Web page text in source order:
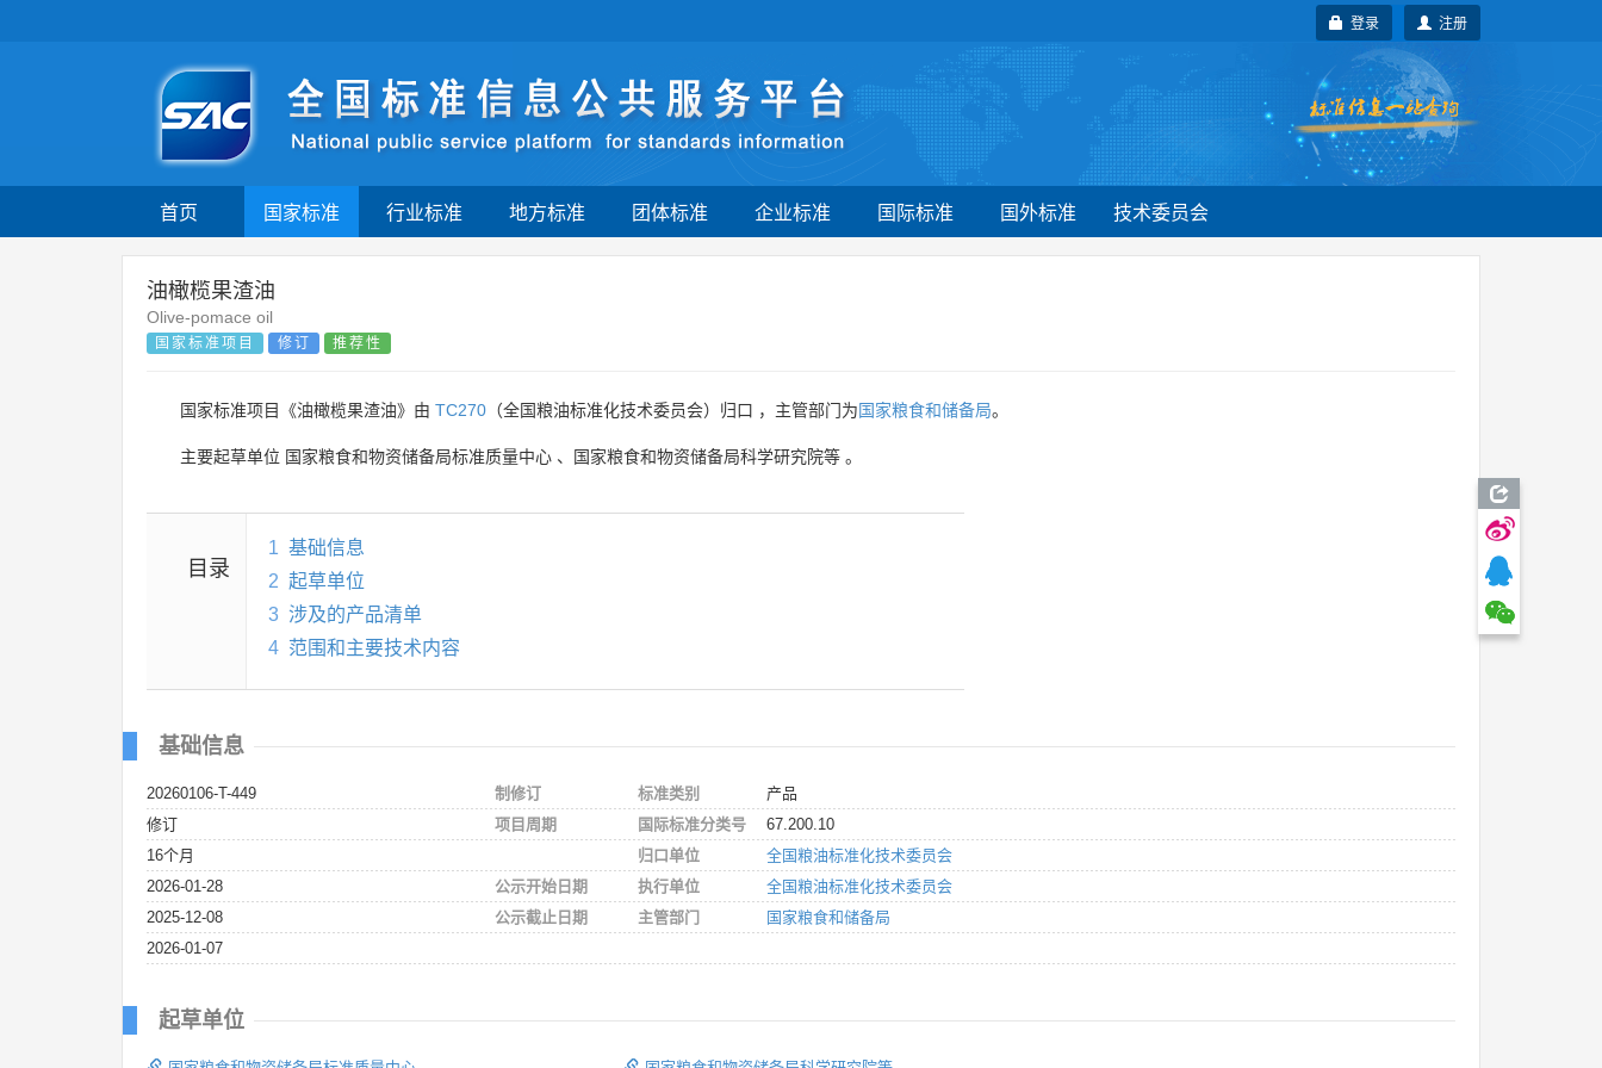
注册
登录
首页 国家标准 行业标准 地方标准 团体标准 企业标准 国际标准 国外标准 技术委员会
油橄榄果渣油
Olive-pomace oil
国家标准项目 修订 推荐性
国家标准项目《油橄榄果渣油》由 TC270 （全国粮油标准化技术委员会）归口 ，主管部门为国家粮食和储备局。
主要起草单位 国家粮食和物资储备局标准质量中心 、 国家粮食和物资储备局科学研究院等 。
目录
1 基础信息
2 起草单位
3 涉及的产品清单
4 范围和主要技术内容
基础信息
20260106-T-449
制修订
修订
项目周期
16个月
2026-01-28
公示开始日期
2025-12-08
公示截止日期
2026-01-07
标准类别
产品
国际标准分类号
67.200.10
归口单位
全国粮油标准化技术委员会
执行单位
全国粮油标准化技术委员会
主管部门
国家粮食和储备局
起草单位